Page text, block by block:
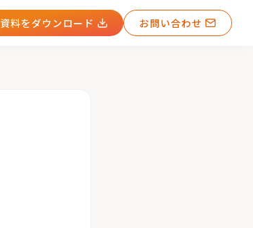
資料をダウンロード お問い合わせ